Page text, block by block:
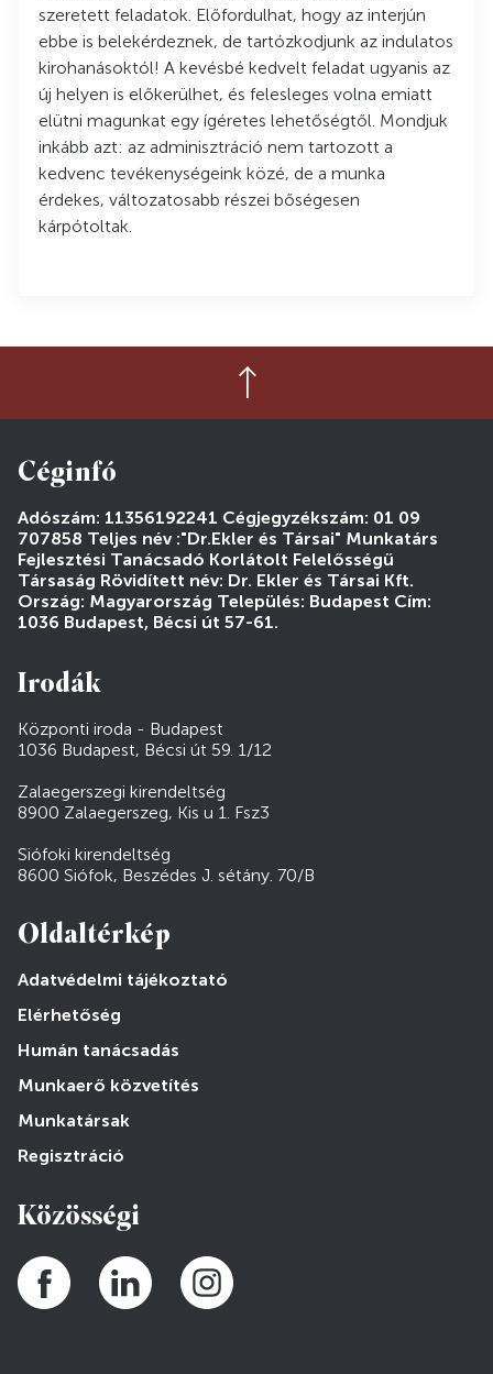
szeretett feladatok. Előfordulhat, hogy az interjún
ebbe is belekérdeznek, de tartózkodjunk az indulatos
kirohanásoktól! A kevésbé kedvelt feladat ugyanis az
új helyen is előkerülhet, és felesleges volna emiatt
elütni magunkat egy ígéretes lehetőségtől. Mondjuk
inkább azt: az adminisztráció nem tartozott a
kedvenc tevékenységeink közé, de a munka
érdekes, változatosabb részei bőségesen
kárpótoltak.
Céginfó
Adószám: 11356192241 Cégjegyzékszám: 01 09
707858 Teljes név :"Dr.Ekler és Társai" Munkatárs
Fejlesztési Tanácsadó Korlátolt Felelősségű
Társaság Rövidített név: Dr. Ekler és Társai Kft.
Ország: Magyarország Település: Budapest Cím:
1036 Budapest, Bécsi út 57-61.
Irodák
Központi iroda - Budapest
1036 Budapest, Bécsi út 59. 1/12
Zalaegerszegi kirendeltség
8900 Zalaegerszeg, Kis u 1. Fsz3
Siófoki kirendeltség
8600 Siófok, Beszédes J. sétány. 70/B
Oldaltérkép
Adatvédelmi tájékoztató
Elérhetőség
Humán tanácsadás
Munkaerő közvetítés
Munkatársak
Regisztráció
Közösségi